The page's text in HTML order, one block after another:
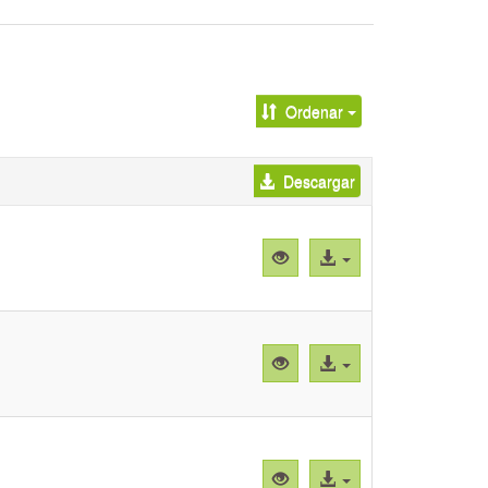
Ordenar
Descargar
Vista
previa
Fedora"
Acceso
al
Vista
previa
Acceso
al
Vista Acceso